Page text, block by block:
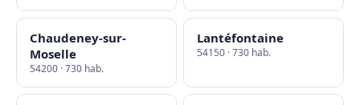
Chaudeney-sur-
Moselle
54200 · 730 hab.
Lantéfontaine
54150 · 730 hab.